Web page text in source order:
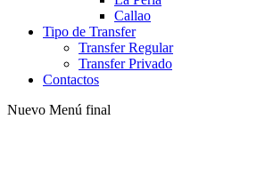
Callao
Tipo de Transfer
Transfer Regular
Transfer Privado
Contactos
Nuevo Menú final